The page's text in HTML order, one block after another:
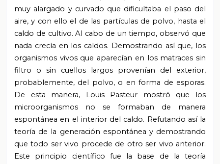
muy alargado y curvado que dificultaba el paso del
aire, y con ello el de las partículas de polvo, hasta el
caldo de cultivo. Al cabo de un tiempo, observó que
nada crecía en los caldos. Demostrando así que, los
organismos vivos que aparecían en los matraces sin
filtro o sin cuellos largos provenían del exterior,
probablemente, del polvo, o en forma de esporas.
De esta manera, Louis Pasteur mostró que los
microorganismos no se formaban de manera
espontánea en el interior del caldo. Refutando así la
teoría de la generación espontánea y demostrando
que todo ser vivo procede de otro ser vivo anterior.
Este principio científico fue la base de la teoría